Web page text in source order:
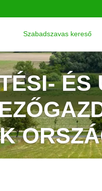
Szabadszavas kereső
ÉS